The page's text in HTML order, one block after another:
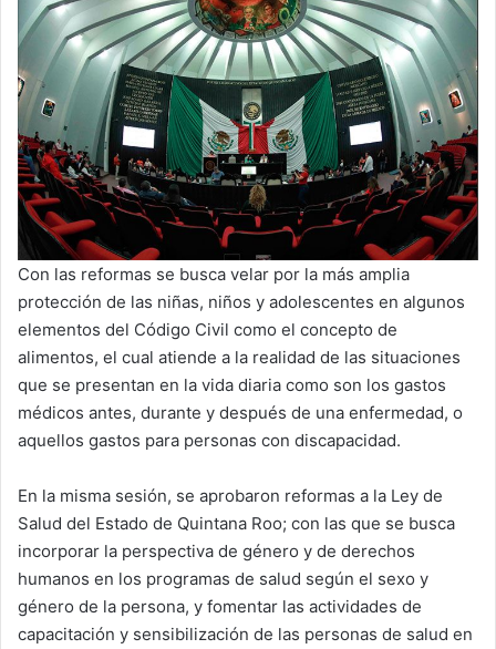
Con las reformas se busca velar por la más amplia
protección de las niñas, niños y adolescentes en algunos
elementos del Código Civil como el concepto de
alimentos, el cual atiende a la realidad de las situaciones
que se presentan en la vida diaria como son los gastos
médicos antes, durante y después de una enfermedad, o
aquellos gastos para personas con discapacidad.
En la misma sesión, se aprobaron reformas a la Ley de
Salud del Estado de Quintana Roo; con las que se busca
incorporar la perspectiva de género y de derechos
humanos en los programas de salud según el sexo y
género de la persona, y fomentar las actividades de
capacitación y sensibilización de las personas de salud en